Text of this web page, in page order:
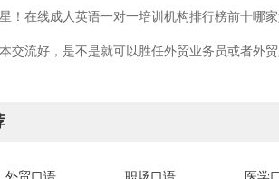
交流好，是不是就可以胜任外贸业务员或者外